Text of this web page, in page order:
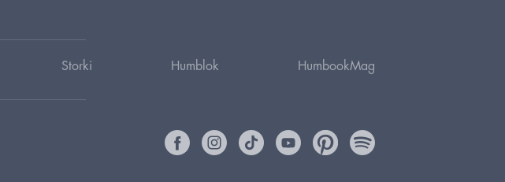
Storki Humblok HumbookMag